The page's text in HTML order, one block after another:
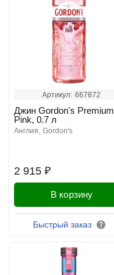
Артикул: 667872
2 915 ₽
Джин Gordon's Premium
Pink, 0.7 л
англия gordon's
В корзину
Быстрый заказ